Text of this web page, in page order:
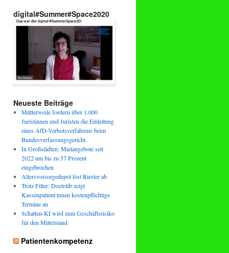
digital#Summer#Space2020
Neueste Beiträge
Mittlerweile fordern über 1.000
Juristinnen und Juristen die Einleitung
eines AfD-Verbotsverfahrens beim
Bundesverfassungsgericht
In Großstädten: Mietangebote seit
2022 um bis zu 57 Prozent
eingebrochen
Altersvorsorgedepot löst Riester ab
Trotz Filter: Doctolib zeigt
Kassenpatient:innen kostenpflichtige
Termine an
Schatten-KI wird zum Geschäftsrisiko
für den Mittelstand
Patientenkompetenz